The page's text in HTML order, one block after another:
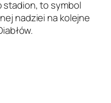
stadion, to symbol
nadziei na kolejne